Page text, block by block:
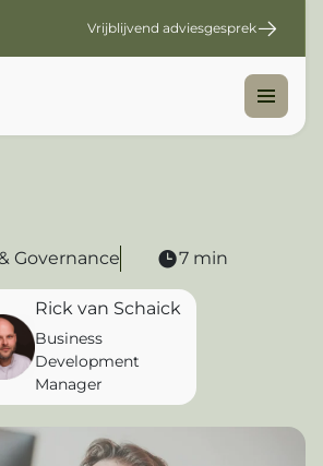
Vrijblijvend adviesgesprek
Governance 7 min
Rick van Schaick
Business
Development
Manager